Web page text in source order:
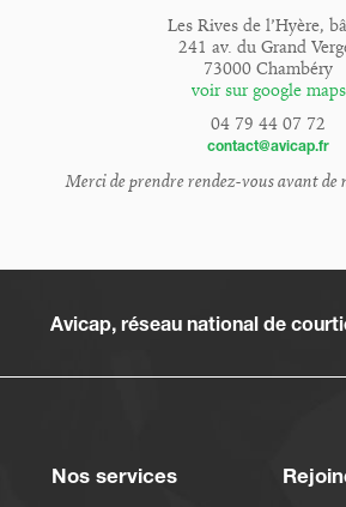
Les Rives de l’Hyère,
241 av. du Grand
73000 Chambéry
voir sur google maps
04 79 44 07 72
contact@avicap.fr
Merci de prendre rendez-vous avant de
Avicap, réseau national de
Nos services